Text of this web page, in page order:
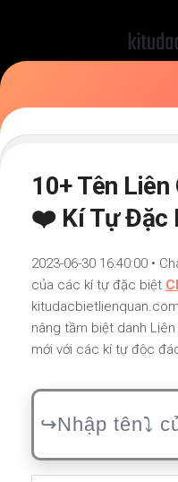
10+ Tên
❤️ Kí Tự Đặc
2023-06-30 16:40:00 •
của các kí tự đặc biệt
nâng tầm biệt danh
mới với các kí tự độc